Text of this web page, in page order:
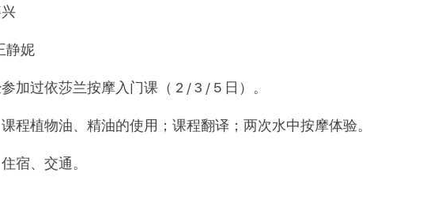
静妮
加过依莎兰按摩入门课（ 2 / 3 / 5 日）。
程植物油、精油的使用；课程翻译；两次水中按摩体验。
宿、交通。